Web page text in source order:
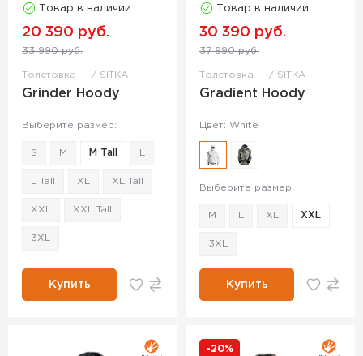
Товар в наличии
20 390 руб.
33 990 руб.
Толстовка SITKA
Grinder Hoody
Выберите размер:
S M M Tall
L Tall XL XL Tall
XXL XXL Tall
3XL
Купить
Товар в наличии
30 390 руб.
37 990 руб.
Толстовка SITKA
Gradient Hoody
Цвет: White
Выберите размер:
M XL XXL
3XL
Купить
-20%